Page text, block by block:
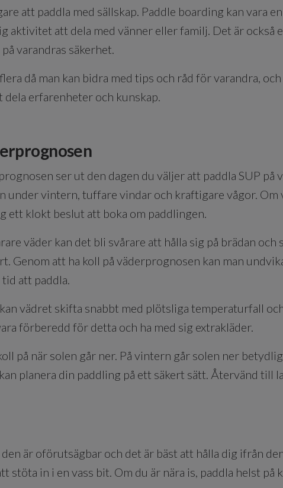
att paddla med sällskap. Paddle boarding kan vara
aktivitet att dela med vänner eller familj. Det är också
varandras säkerhet.
då man kan bidra med tips och råd för varandra,
dela erfarenheter och kunskap.
ser ut den dagen du väljer att paddla SUP
under vintern, tuffare vindar och kraftigare vågor.
ett klokt beslut att boka om paddlingen.
väder kan det bli svårare att hålla sig på brädan
Genom att ha koll på väderprognosen kan man
att paddla.
vädret skifta snabbt med plötsliga temperaturfall
förberedd för detta och ha med sig extrakläder.
på när solen går ner. På vintern går solen ner
planera din paddling på ett säkert sätt. Återvänd till
är oförutsägbar och det är bäst att hålla dig ifrån
stöta in i en vass bit. Om du är nära is, paddla helst på